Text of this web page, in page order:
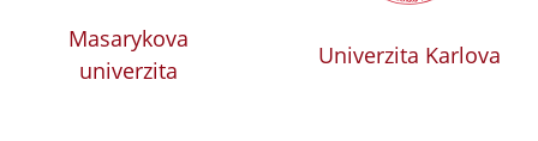
Masarykova
univerzita
Univerzita Karlova